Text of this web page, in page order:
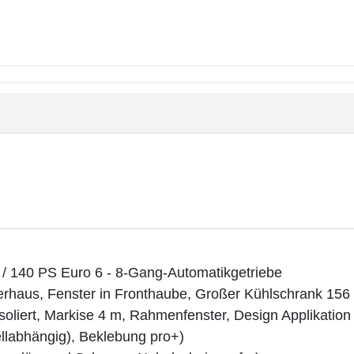
140 PS Euro 6 - 8-Gang-Automatikgetriebe
Fenster in Fronthaube, Großer Kühlschrank 156
Markise 4 m, Rahmenfenster, Design
Beklebung pro+)